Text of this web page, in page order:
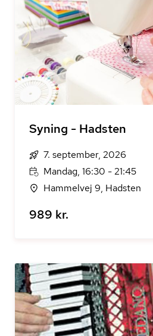
Syning - Hadsten
7. september, 2026
Mandag, 16:30 - 21:45
Hammelvej 9, Hadsten
989 kr.